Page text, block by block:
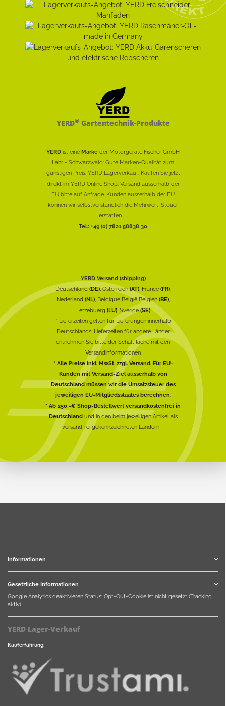
YERD®Gartentechnik-Produkte
YERD ist eine Marke der Motorgeräte Fischer GmbH
Lahr - Schwarzwald: Gute Marken-Qualität zum
günstigen Preis. YERD Lagerverkauf: Kaufen Sie jetzt
direkt im YERD Online Shop. Versand ausserhalb der
EU bitte auf Anfrage. Kunden ausserhalb der EU
können wir selbstverständlich die Mehrwert-Steuer
erstatten......
Tel.: +49 (0) 7821 58838 30
YERD Versand (shipping)
Deutschland(DE), Österreich(AT), France (FR),
Nederland (NL), Belgique België Belgien (BE),
Lëtzebuerg (LU), Sverige(SE)
* Lieferzeiten gelten für Lieferungen innerhalb
Deutschlands, Lieferzeiten für andere Länder
entnehmen Sie bitte der Schaltfläche mit den
Versandinformationen
* Alle Preise inkl. MwSt. zzgl. Versand. Für EU-
Kunden mit Versand-Ziel ausserhalb von
Deutschland müssen wir die Umsatzsteuer des
jeweiligen EU-Mitgliedsstaates berechnen.
* Ab 250,-€ Shop-Bestellwert versandkostenfrei in
Deutschlandund in den beim jeweiligen Artikel als
versandfrei gekennzeichneten Ländern!
Informationen
Gesetzliche Informationen
Google Analytics deaktivieren Status: Opt-Out-Cookie ist nicht gesetzt (Tracking
aktiv)
YERD Lager-Verkauf
Kauferfahrung: